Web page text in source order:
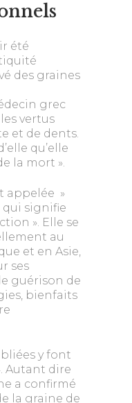
été
des graines
grec
vertus
et de dents.
qu’elle
la mort ».
appelée »
qui signifie
». Elle se
au
et en Asie,
ses
guérison de
bienfaits
y font
Autant dire
a confirmé
la graine de